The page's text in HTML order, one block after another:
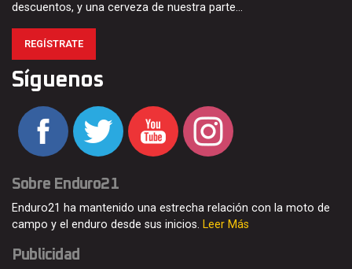
descuentos, y una cerveza de nuestra parte…
REGÍSTRATE
Síguenos
Sobre Enduro21
Enduro21 ha mantenido una estrecha relación con la moto de
campo y el enduro desde sus inicios. Leer Más
Publicidad